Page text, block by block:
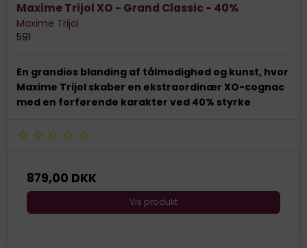
Maxime Trijol XO - Grand Classic - 40%
Maxime Trijol
591
En grandios blanding af tålmodighed og kunst, hvor
Maxime Trijol skaber en ekstraordinær XO-cognac
med en forførende karakter ved 40% styrke
879,00 DKK
Vis produkt